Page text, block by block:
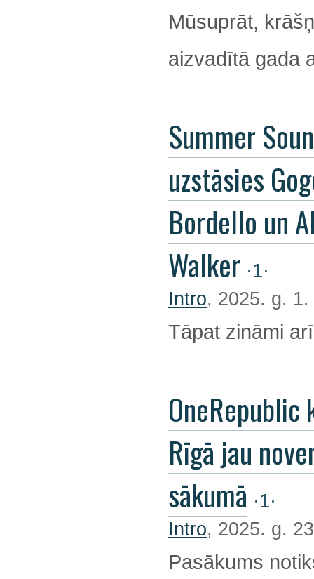
Mūsuprāt,
aizvadītā gada
Summer
uzstāsies
Bordello un
Walker ·1·
Intro, 2025. g.
Tāpat zināmi
OneRepublic
Rīgā jau
sākumā ·1·
Intro, 2025. g.
Pasākums